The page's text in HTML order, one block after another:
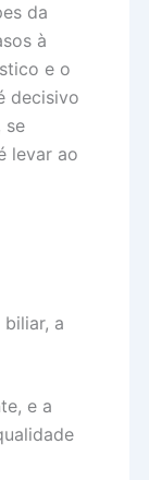
da
à
e o
decisivo
se
levar ao
a
e a